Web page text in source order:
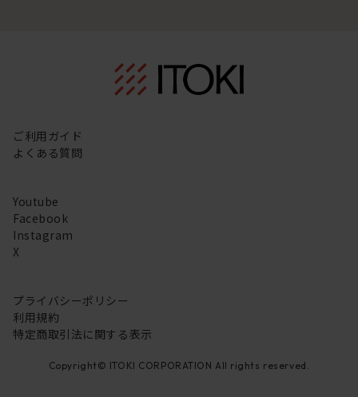
ご利用ガイド
よくある質問
Youtube
Facebook
Instagram
X
プライバシーポリシー
利用規約
特定商取引法に関する表示
Copyright© ITOKI CORPORATION All rights reserved.